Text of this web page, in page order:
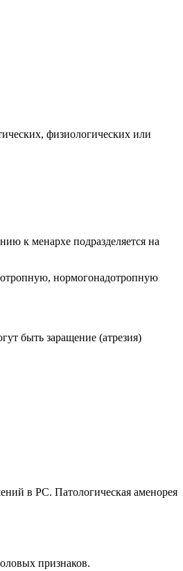
физиологических или
к менархе подразделяется на
нормогонадотропную
быть заращение (атрезия)
в РС. Патологическая аменорея
признаков.